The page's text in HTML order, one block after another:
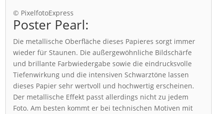
© PixelfotoExpress
Poster Pearl:
Die metallische Oberfläche dieses Papieres sorgt immer
wieder für Staunen. Die außergewöhnliche Bildschärfe
und brillante Farbwiedergabe sowie die eindrucksvolle
Tiefenwirkung und die intensiven Schwarztöne lassen
dieses Papier sehr wertvoll und hochwertig erscheinen.
Der metallische Effekt passt allerdings nicht zu jedem
Foto. Am besten kommt er bei technischen Motiven mit